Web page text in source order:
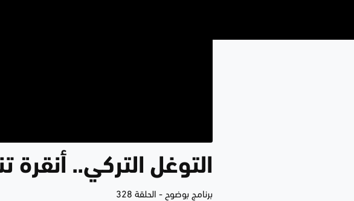
التوغل التركي.. أنقرة
برنامج بوضوح - الحلقة 328